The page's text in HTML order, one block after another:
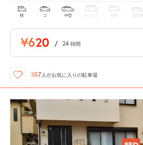
軽 コ 中型 ボックス SUV 大型車
¥620 / 24 時間
367 人がお気に入りの駐車場